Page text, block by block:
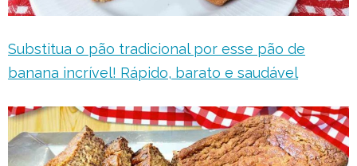
Substitua o pão tradicional por esse pão de
banana incrível! Rápido, barato e saudável